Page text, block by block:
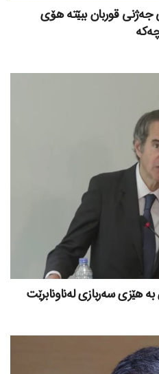
جەژنی قوربان ببێتە هۆی
هێزی سەربازی لەناونابرێت